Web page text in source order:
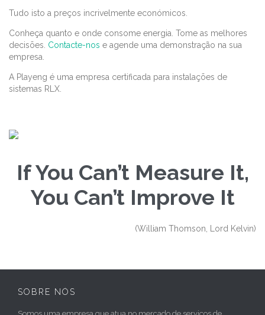
Tudo isto a preços incrivelmente económicos.
Conheça quanto e onde consome energia. Tome as melhores
decisões. Contacte-nos e agende uma demonstração na sua
empresa.
A Playeng é uma empresa certificada para instalações de
sistemas RLX.
If You Can’t Measure It,
You Can’t Improve It
(William Thomson, Lord Kelvin)
SOBRE NÓS